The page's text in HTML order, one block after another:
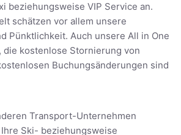
beziehungsweise VIP Service an.
schätzen vor allem unsere
Pünktlichkeit. Auch unsere All in One
die kostenlose Stornierung von
Buchungsänderungen sind
Transport-Unternehmen
Ski- beziehungsweise